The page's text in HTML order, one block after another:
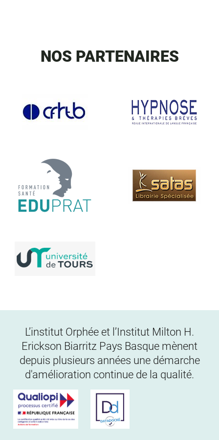
NOS PARTENAIRES
L’institut Orphée et l’Institut Milton H.
Erickson Biarritz Pays Basque mènent
depuis plusieurs années une démarche
d'amélioration continue de la qualité.